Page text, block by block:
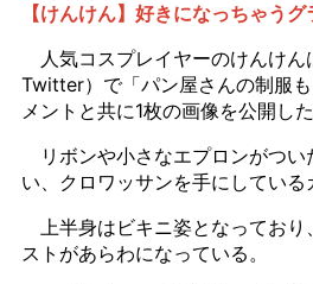
【けんけん】好きになっちゃうグ
人気コスプレイヤーのけんけん
Twitter）で「パン屋さんの制服
メントと共に1枚の画像を公開した
リボンや小さなエプロンがつい
い、クロワッサンを手にしている
上半身はビキニ姿となっており
ストがあらわになっている。